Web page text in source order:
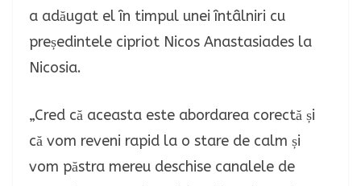
a adăugat el în timpul unei întâlniri cu
președintele cipriot Nicos Anastasiades la
Nicosia.
„Cred că aceasta este abordarea corectă și
că vom reveni rapid la o stare de calm și
vom păstra mereu deschise canalele de